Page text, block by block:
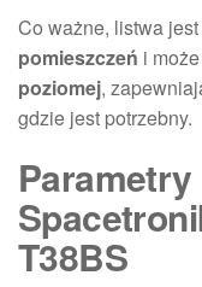
Co ważne, listwa
pomieszczeń i
poziomej,
gdzie jest potrzebny.
T38BS